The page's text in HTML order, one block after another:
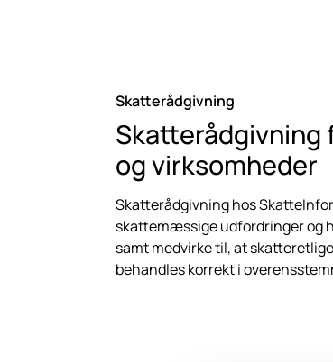
Skatterådgivning
Skatterådgivning
og virksomheder
Skatterådgivning hos
skattemæssige udfordringer og
samt medvirke til, at
behandles korrekt i